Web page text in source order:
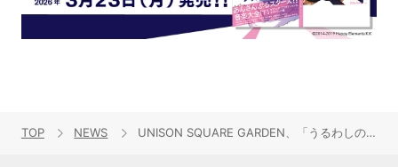
TOP NEWS UNISON SQUARE GARDEN、「うるわしの前の晩」ツアー映像作品のアートワーク発表！